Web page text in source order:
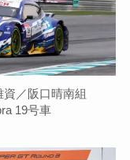
／阪口晴南組
19号車